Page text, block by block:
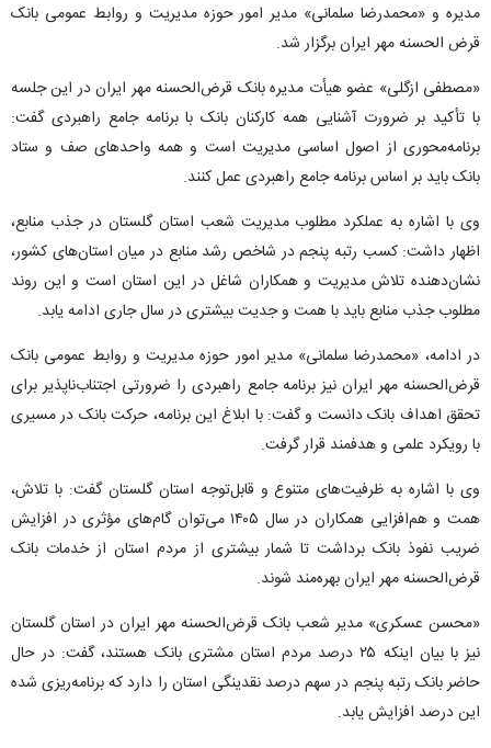
مدیره و «محمدرضا سلمانی» مدیر امور حوزه مدیریت و روابط عمومی بانک
قرض الحسنه مهر ایران برگزار شد.
«مصطفی ازگلی» عضو هیأت مدیره بانک قرض‌الحسنه مهر ایران در این جلسه
با تأکید بر ضرورت آشنایی همه کارکنان بانک با برنامه جامع راهبردی گفت:
برنامه‌محوری از اصول اساسی مدیریت است و همه واحد‌های صف و ستاد
بانک باید بر اساس برنامه جامع راهبردی عمل کنند.
وی با اشاره به عملکرد مطلوب مدیریت شعب استان گلستان در جذب منابع،
اظهار داشت: کسب رتبه پنجم در شاخص رشد منابع در میان استان‌های کشور،
نشان‌دهنده تلاش مدیریت و همکاران شاغل در این استان است و این روند
مطلوب جذب منابع باید با همت و جدیت بیشتری در سال جاری ادامه یابد.
در ادامه، «محمدرضا سلمانی» مدیر امور حوزه مدیریت و روابط عمومی بانک
قرض‌الحسنه مهر ایران نیز برنامه جامع راهبردی را ضرورتی اجتناب‌ناپذیر برای
تحقق اهداف بانک دانست و گفت: با ابلاغ این برنامه، حرکت بانک در مسیری
با رویکرد علمی و هدفمند قرار گرفت.
وی با اشاره به ظرفیت‌های متنوع و قابل‌توجه استان گلستان گفت: با تلاش،
همت و هم‌افزایی همکاران در سال ۱۴۰۵ می‌توان گام‌های مؤثری در افزایش
ضریب نفوذ بانک برداشت تا شمار بیشتری از مردم استان از خدمات بانک
قرض‌الحسنه مهر ایران بهره‌مند شوند.
«محسن عسکری» مدیر شعب بانک قرض‌الحسنه مهر ایران در استان گلستان
نیز با بیان اینکه ۲۵ درصد مردم استان مشتری بانک هستند، گفت: در حال
حاضر بانک رتبه پنجم در سهم درصد نقدینگی استان را دارد که برنامه‌ریزی شده
این درصد افزایش یابد.